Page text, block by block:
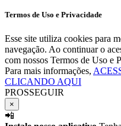
Termos de Uso e Privacidade
Esse site utiliza cookies para
navegação. Ao continuar o
com nossos Termos de Uso e
Para mais informações,
CLICANDO AQUI
PROSSEGUIR
×
📲